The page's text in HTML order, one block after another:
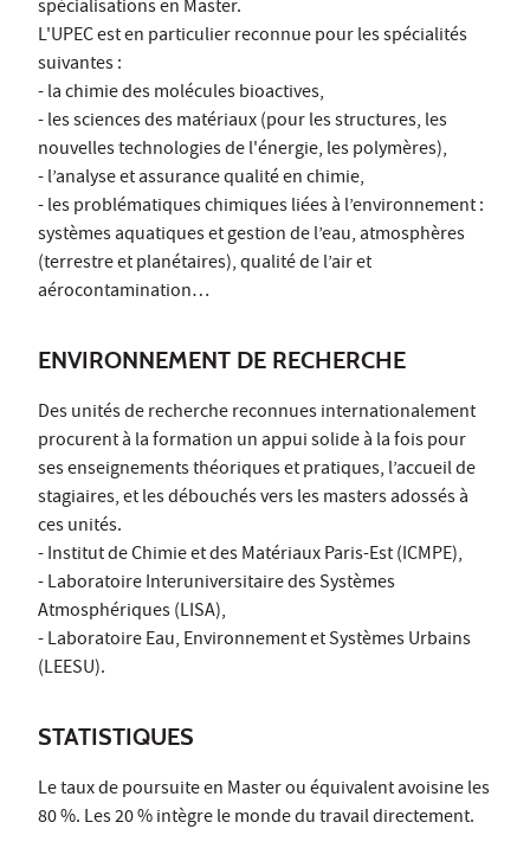
spécialisations en Master.
L'UPEC est en particulier reconnue pour les spécialités
suivantes :
- la chimie des molécules bioactives,
- les sciences des matériaux (pour les structures, les
nouvelles technologies de l'énergie, les polymères),
- l’analyse et assurance qualité en chimie,
- les problématiques chimiques liées à l’environnement :
systèmes aquatiques et gestion de l’eau, atmosphères
(terrestre et planétaires), qualité de l’air et
aérocontamination…
ENVIRONNEMENT DE RECHERCHE
Des unités de recherche reconnues internationalement
procurent à la formation un appui solide à la fois pour
ses enseignements théoriques et pratiques, l’accueil de
stagiaires, et les débouchés vers les masters adossés à
ces unités.
- Institut de Chimie et des Matériaux Paris-Est (ICMPE),
- Laboratoire Interuniversitaire des Systèmes
Atmosphériques (LISA),
- Laboratoire Eau, Environnement et Systèmes Urbains
(LEESU).
STATISTIQUES
Le taux de poursuite en Master ou équivalent avoisine les
80 %. Les 20 % intègre le monde du travail directement.